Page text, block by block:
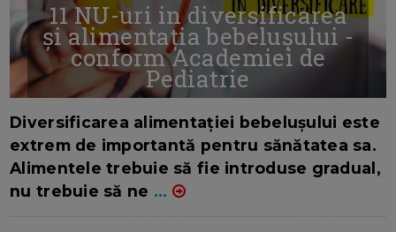
11 NU-uri in diversificarea
și alimentația bebelușului -
conform Academiei de
Pediatrie
Diversificarea alimentației bebelușului este
extrem de importantă pentru sănătatea sa.
Alimentele trebuie să fie introduse gradual,
nu trebuie să ne ...